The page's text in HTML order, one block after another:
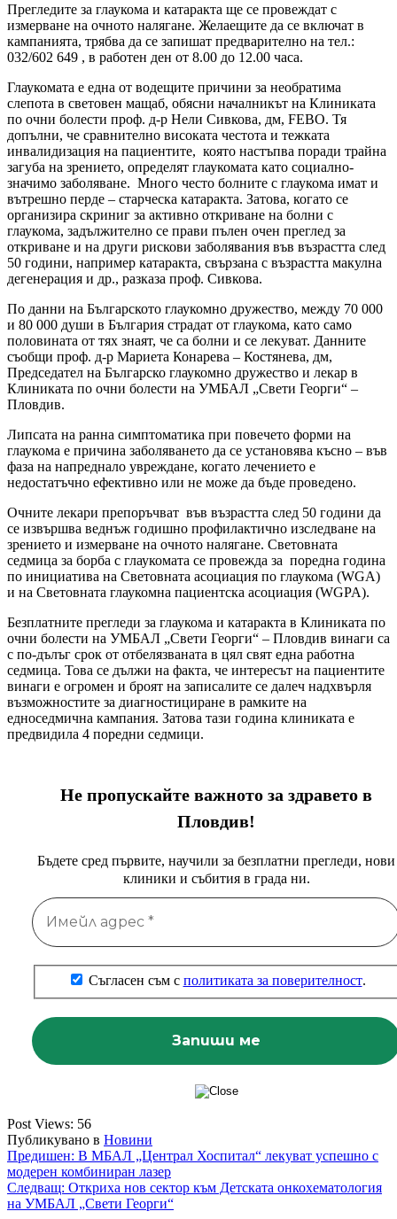
Прегледите за глаукома и катаракта ще се провеждат с
измерване на очното налягане. Желаещите да се включат в
кампанията, трябва да се запишат предварително на тел.:
032/602 649 , в работен ден от 8.00 до 12.00 часа.
Глаукомата е една от водещите причини за необратима
слепота в световен мащаб, обясни началникът на Клиниката
по очни болести проф. д-р Нели Сивкова, дм, FEBO. Тя
допълни, че сравнително високата честота и тежката
инвалидизация на пациентите, която настъпва поради трайна
загуба на зрението, определят глаукомата като социално-
значимо заболяване. Много често болните с глаукома имат и
вътрешно перде – старческа катаракта. Затова, когато се
организира скриниг за активно откриване на болни с
глаукома, задължително се прави пълен очен преглед за
откриване и на други рискови заболявания във възрастта след
50 години, например катаракта, свързана с възрастта макулна
дегенерация и др., разказа проф. Сивкова.
По данни на Българското глаукомно дружество, между 70 000
и 80 000 души в България страдат от глаукома, като само
половината от тях знаят, че са болни и се лекуват. Данните
съобщи проф. д-р Мариета Конарева – Костянева, дм,
Председател на Българско глаукомно дружество и лекар в
Клиниката по очни болести на УМБАЛ „Свети Георги“ –
Пловдив.
Липсата на ранна симптоматика при повечето форми на
глаукома е причина заболяването да се установява късно – във
фаза на напреднало увреждане, когато лечението е
недостатъчно ефективно или не може да бъде проведено.
Очните лекари препоръчват във възрастта след 50 години да
се извършва веднъж годишно профилактично изследване на
зрението и измерване на очното налягане. Световната
седмица за борба с глаукомата се провежда за поредна година
по инициатива на Световната асоциация по глаукома (WGA)
и на Световната глаукомна пациентска асоциация (WGPA).
Безплатните прегледи за глаукома и катаракта в Клиниката по
очни болести на УМБАЛ „Свети Георги“ – Пловдив винаги са
с по-дълъг срок от отбелязваната в цял свят една работна
седмица. Това се дължи на факта, че интересът на пациентите
винаги е огромен и броят на записалите се далеч надхвърля
възможностите за диагностициране в рамките на
едноседмична кампания. Затова тази година клиниката е
предвидила 4 поредни седмици.
Не пропускайте важното за здравето в
Пловдив!
Бъдете сред първите, научили за безплатни прегледи, нови
клиники и събития в града ни.
Съгласен съм с политиката за поверителност.
Post Views: 56
Публикувано в Новини
Навигация
Предишен: В МБАЛ „Централ Хоспитал“ лекуват успешно с
модерен комбиниран лазер
Следващ: Откриха нов сектор към Детската онкохематология
на УМБАЛ „Свети Георги“